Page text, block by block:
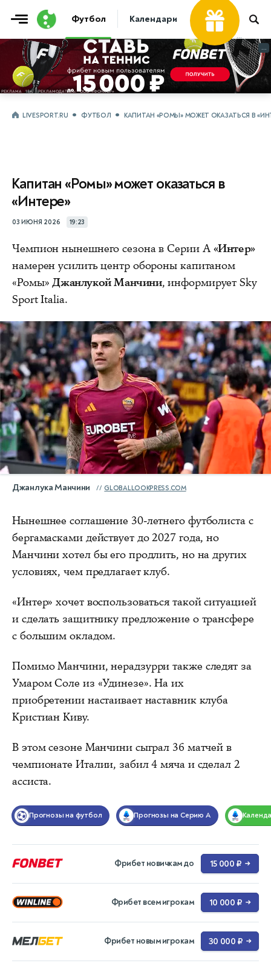
Футбол Календари Таблицы Матчи
...
...
LIVESPORT.RU ФУТБОЛ КАПИТАН «РОМЫ» МОЖЕТ ОКАЗАТЬСЯ В
Капитан «Ромы» может оказаться в
«Интере»
03 ИЮНЯ 2026 19:23
Чемпион нынешнего сезона в Серии А «Интер»
намерен усилить центр обороны капитаном
«Ромы»Джанлукой Манчини, информирует Sky
Sport Italia.
Джанлука Манчини GLOBALLOOKPRESS.COM
Нынешнее соглашение 30‑летнего футболиста с
бергамасками действует до 2027 года, но
Манчини хотел бы его продлить, но на других
условиях, чем предлагает клуб.
«Интер» хочет воспользоваться такой ситуацией
и сделать защитнику предложение о трансфере
с большим окладом.
Помимо Манчини, нерадзурри также следят за
Умаром Соле из «Удинезе». На их
приобретении настаивает наставник клуба
Кристиан Киву.
В этом сезоне Манчини сыграл 36 матчей в
чемпионате Италии, забил 4 мяча и сделал 2
ассиста.
Прогнозы на футбол Прогнозы на Серию А
Фрибет новичкам до 15 000 ₽ →
Фрибет всем игрокам 10 000 ₽ →
Фрибет новым игрокам 30 000 ₽ →